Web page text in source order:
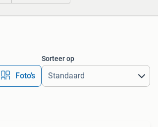
Foto’s
Sorteer op